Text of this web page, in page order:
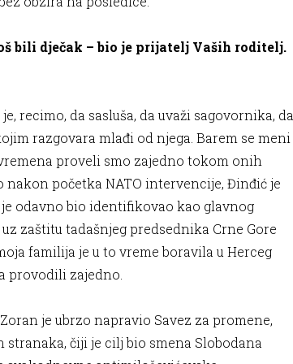
bili dječak – bio je prijatelj Vaših roditelj.
recimo, da sasluša, da uvaži sagovornika, da
razgovara mlađi od njega. Barem se meni
proveli smo zajedno tokom onih
nakon početka NATO intervencije, Đinđić je
odavno bio identifikovao kao glavnog
zaštitu tadašnjeg predsednika Crne Gore
familija je u to vreme boravila u Herceg
provodili zajedno.
je ubrzo napravio Savez za promene,
čiji je cilj bio smena Slobodana